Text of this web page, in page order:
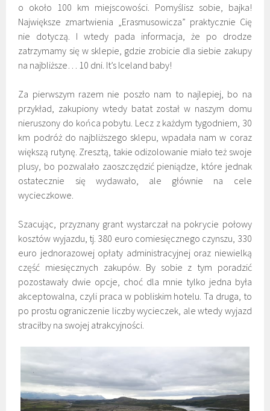
o około 100 km miejscowości. Pomyślisz sobie, bajka!
Największe zmartwienia „Erasmusowicza” praktycznie Cię
nie dotyczą. I wtedy pada informacja, że po drodze
zatrzymamy się w sklepie, gdzie zrobicie dla siebie zakupy
na najbliższe… 10 dni. It’s Iceland baby!
Za pierwszym razem nie poszło nam to najlepiej, bo na
przykład, zakupiony wtedy batat został w naszym domu
nieruszony do końca pobytu. Lecz z każdym tygodniem, 30
km podróż do najbliższego sklepu, wpadała nam w coraz
większą rutynę. Zresztą, takie odizolowanie miało też swoje
plusy, bo pozwalało zaoszczędzić pieniądze, które jednak
ostatecznie się wydawało, ale głównie na cele
wycieczkowe.
Szacując, przyznany grant wystarczał na pokrycie połowy
kosztów wyjazdu, tj. 380 euro comiesięcznego czynszu, 330
euro jednorazowej opłaty administracyjnej oraz niewielką
część miesięcznych zakupów. By sobie z tym poradzić
pozostawały dwie opcje, choć dla mnie tylko jedna była
akceptowalna, czyli praca w pobliskim hotelu. Ta druga, to
po prostu ograniczenie liczby wycieczek, ale wtedy wyjazd
straciłby na swojej atrakcyjności.